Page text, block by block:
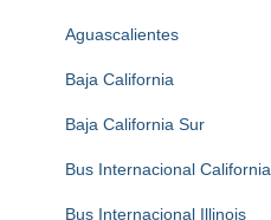
Aguascalientes
Baja California
Baja California Sur
Bus Internacional California
Bus Internacional Illinois